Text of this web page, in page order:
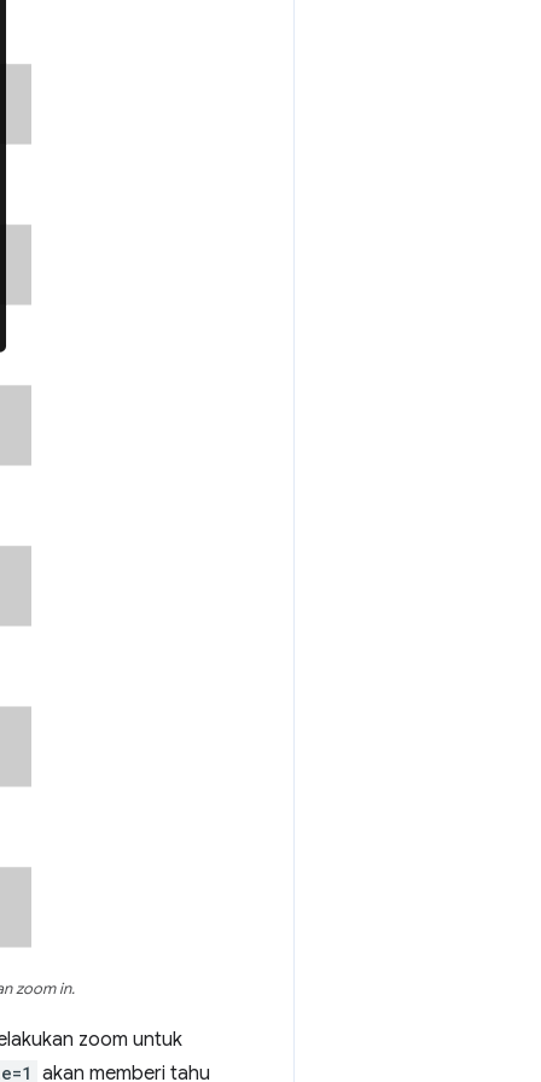
zoom in.
zoom untuk
akan memberi tahu